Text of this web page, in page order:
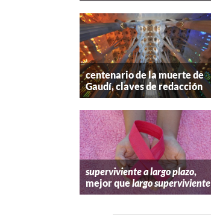
centenario de la muerte de
Gaudí, claves de redacción
superviviente a largo plazo,
mejor quelargo superviviente